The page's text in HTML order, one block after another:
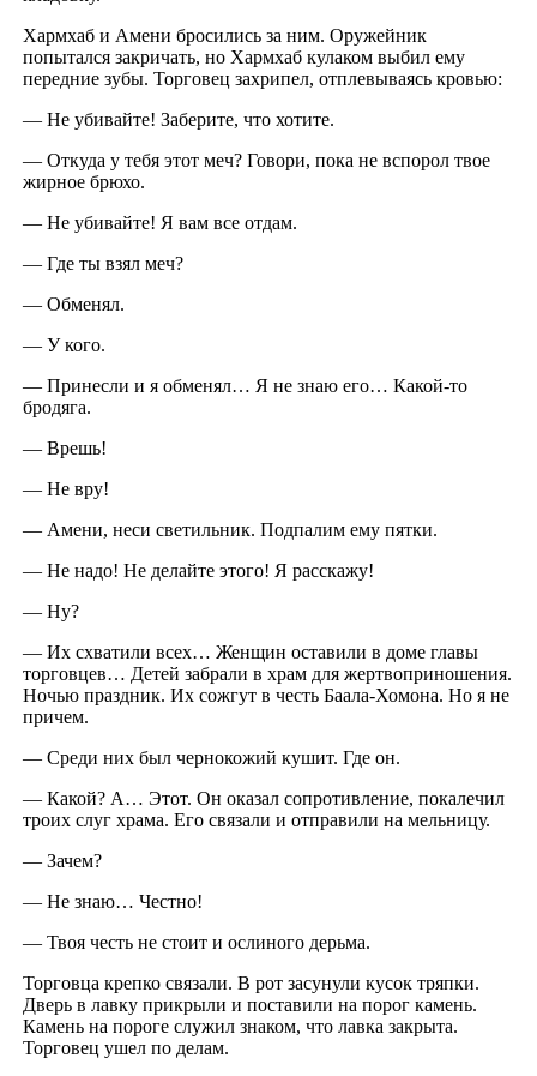
Хармхаб и Амени бросились за ним. Оружейник
попытался закричать, но Хармхаб кулаком выбил ему
передние зубы. Торговец захрипел, отплевываясь кровью:
— Не убивайте! Заберите, что хотите.
— Откуда у тебя этот меч? Говори, пока не вспорол твое
жирное брюхо.
— Не убивайте! Я вам все отдам.
— Где ты взял меч?
— Обменял.
— У кого.
— Принесли и я обменял… Я не знаю его… Какой-то
бродяга.
— Врешь!
— Не вру!
— Амени, неси светильник. Подпалим ему пятки.
— Не надо! Не делайте этого! Я расскажу!
— Ну?
— Их схватили всех… Женщин оставили в доме главы
торговцев… Детей забрали в храм для жертвоприношения.
Ночью праздник. Их сожгут в честь Баала-Хомона. Но я не
причем.
— Среди них был чернокожий кушит. Где он.
— Какой? А… Этот. Он оказал сопротивление, покалечил
троих слуг храма. Его связали и отправили на мельницу.
— Зачем?
— Не знаю… Честно!
— Твоя честь не стоит и ослиного дерьма.
Торговца крепко связали. В рот засунули кусок тряпки.
Дверь в лавку прикрыли и поставили на порог камень.
Камень на пороге служил знаком, что лавка закрыта.
Торговец ушел по делам.